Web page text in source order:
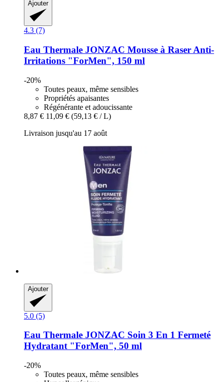
Ajouter
4.3 (7)
Eau Thermale JONZAC Mousse à Raser Anti-​
Irritations "ForMen", 150 ml
-20%
Toutes peaux, même sensibles
Propriétés apaisantes
Régénérante et adoucissante
8,87 € 11,09 € (59,13 € / L)
Livraison jusqu'au 17 août
Ajouter
5.0 (5)
Eau Thermale JONZAC Soin 3 En 1 Fermeté
Hydratant "ForMen", 50 ml
-20%
Toutes peaux, même sensibles